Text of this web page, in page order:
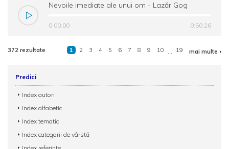
Nevoile imediate ale unui om - Lazăr Gog
0:00:00 0:50:26
372 rezultate 1 2 3 4 5 6 7 8 9 10 ... 19 mai multe
Predici
Index autori
Index alfabetic
Index tematic
Index categorii de vârstă